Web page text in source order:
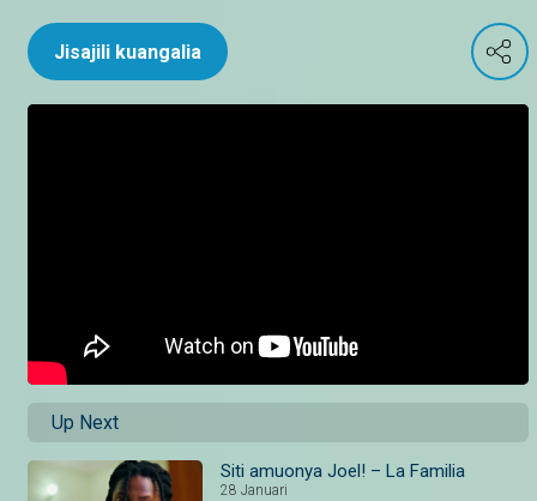
Jisajili kuangalia
Up Next
Siti amuonya Joel! – La Familia
28 Januari